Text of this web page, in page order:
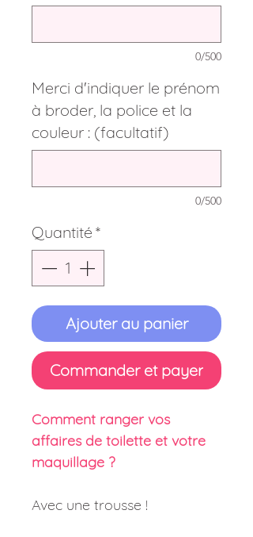
0/500
Merci d'indiquer le prénom
à broder, la police et la
couleur : (facultatif)
0/500
Quantité *
Ajouter au panier
Commander et payer
Comment ranger vos
affaires de toilette et votre
maquillage ?
Avec une trousse !